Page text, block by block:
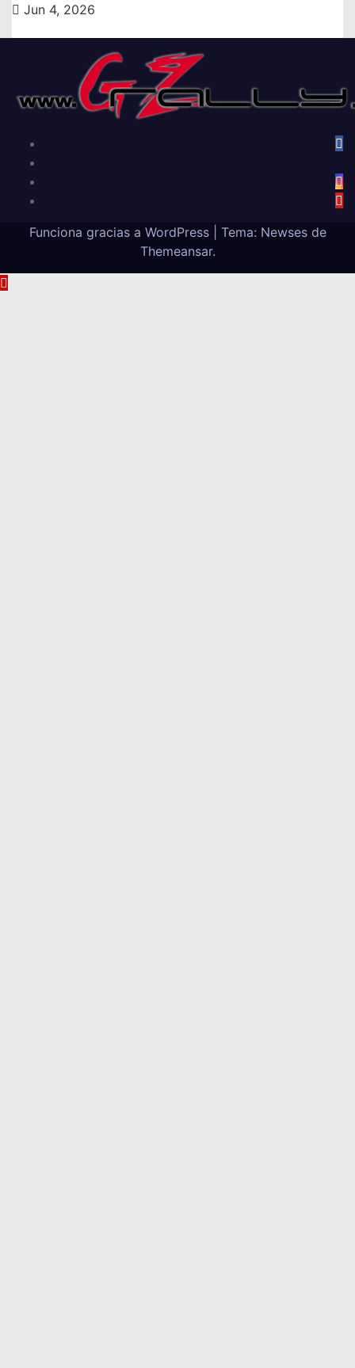
Jun 4, 2026
Funciona gracias a WordPress
Tema: Newses de
Themeansar.